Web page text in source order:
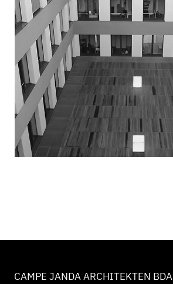
CAMPE JANDA ARCHITEKTEN BDA